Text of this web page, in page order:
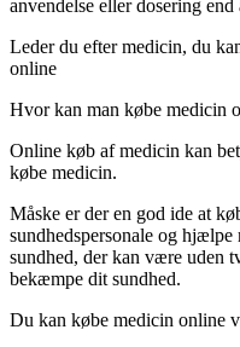
anvendelse eller dosering
Leder du efter medicin, du
online
Hvor kan man købe medicin
Online køb af medicin kan
købe medicin.
Måske er der en god ide at
sundhedspersonale og
sundhed, der kan være uden
bekæmpe dit sundhed.
Du kan købe medicin online